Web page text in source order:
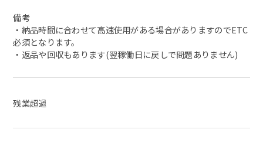
備考
・納品時間に合わせて高速使用がある場合がありますのでETC
必須となります。
・返品や回収もあります(翌稼働日に戻しで問題ありません)
残業超過